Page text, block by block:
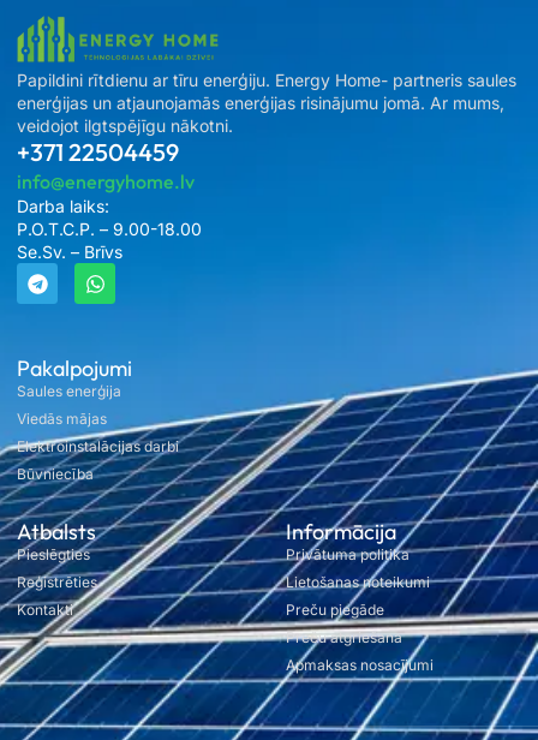
Pakalpojumi
Saules enerģija
Viedās mājas
Elektroinstalācijas darbi
Būvniecība
Atbalsts
Pieslēgties
Reģistrēties
Kontakti
Informācija
Privātuma politika
Lietošanas noteikumi
Preču piegāde
Preču atgriešana
Apmaksas nosacījumi
Papildini rītdienu ar tīru enerģiju. Energy Home- partneris saules
enerģijas un atjaunojamās enerģijas risinājumu jomā. Ar mums,
veidojot ilgtspējīgu nākotni.
+371 22504459
info@energyhome.lv
Darba laiks:
P.O.T.C.P. – 9.00-18.00
Se.Sv. – Brīvs